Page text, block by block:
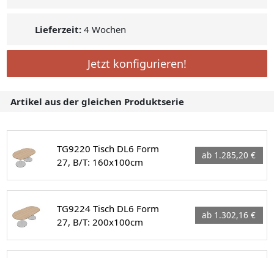
Lieferzeit: 4 Wochen
Jetzt konfigurieren!
Artikel aus der gleichen Produktserie
TG9220 Tisch DL6 Form
27, B/T: 160x100cm
ab 1.285,20 €
TG9224 Tisch DL6 Form
27, B/T: 200x100cm
ab 1.302,16 €